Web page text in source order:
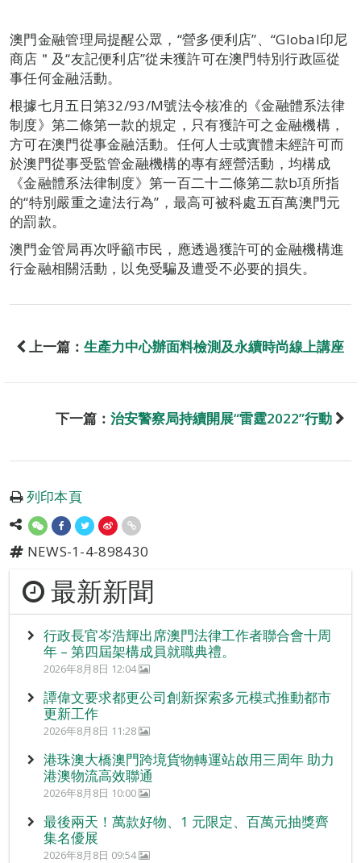
澳門金融管理局提醒公眾，“營多便利店”、“Global印尼
商店＂及“友記便利店”從未獲許可在澳門特別行政區從
事任何金融活動。
根據七月五日第32/93/M號法令核准的《金融體系法律
制度》第二條第一款的規定，只有獲許可之金融機構，
方可在澳門從事金融活動。任何人士或實體未經許可而
於澳門從事受監管金融機構的專有經營活動，均構成
《金融體系法律制度》第一百二十二條第二款b項所指
的“特別嚴重之違法行為”，最高可被科處五百萬澳門元
的罰款。
澳門金管局再次呼籲巿民，應透過獲許可的金融機構進
行金融相關活動，以免受騙及遭受不必要的損失。
上一篇： 生產力中心辦面料檢測及永續時尚線上講座
下一篇： 治安警察局持續開展“雷霆2022”行動
列印本頁
NEWS-1-4-898430
最新新聞
行政長官岑浩輝出席澳門法律工作者聯合會十周
年 – 第四屆架構成員就職典禮。
2026年8月8日 12:04
譚偉文要求都更公司創新探索多元模式推動都市
更新工作
2026年8月8日 11:28
港珠澳大橋澳門跨境貨物轉運站啟用三周年 助力
港澳物流高效聯通
2026年8月8日 10:00
最後兩天！萬款好物、1 元限定、百萬元抽獎齊
集名優展
2026年8月8日 09:54